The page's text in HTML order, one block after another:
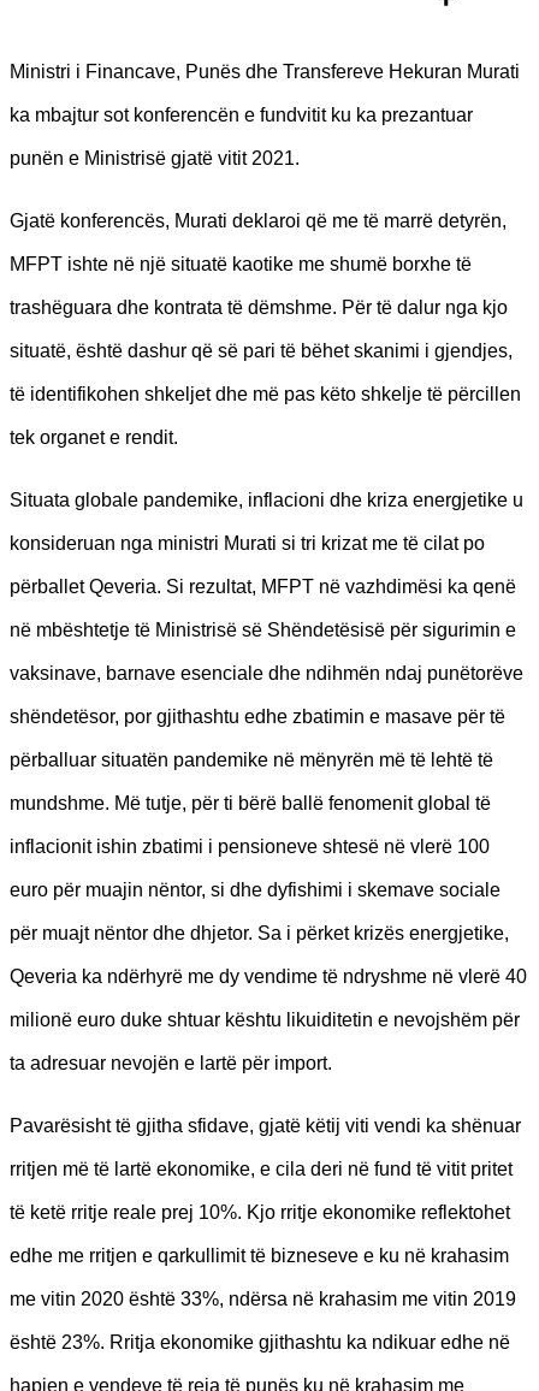
Ministri i Financave, Punës dhe Transfereve Hekuran Murati
ka mbajtur sot konferencën e fundvitit ku ka prezantuar
punën e Ministrisë gjatë vitit 2021.
Gjatë konferencës, Murati deklaroi që me të marrë detyrën,
MFPT ishte në një situatë kaotike me shumë borxhe të
trashëguara dhe kontrata të dëmshme. Për të dalur nga kjo
situatë, është dashur që së pari të bëhet skanimi i gjendjes,
të identifikohen shkeljet dhe më pas këto shkelje të përcillen
tek organet e rendit.
Situata globale pandemike, inflacioni dhe kriza energjetike u
konsideruan nga ministri Murati si tri krizat me të cilat po
përballet Qeveria. Si rezultat, MFPT në vazhdimësi ka qenë
në mbështetje të Ministrisë së Shëndetësisë për sigurimin e
vaksinave, barnave esenciale dhe ndihmën ndaj punëtorëve
shëndetësor, por gjithashtu edhe zbatimin e masave për të
përballuar situatën pandemike në mënyrën më të lehtë të
mundshme. Më tutje, për ti bërë ballë fenomenit global të
inflacionit ishin zbatimi i pensioneve shtesë në vlerë 100
euro për muajin nëntor, si dhe dyfishimi i skemave sociale
për muajt nëntor dhe dhjetor. Sa i përket krizës energjetike,
Qeveria ka ndërhyrë me dy vendime të ndryshme në vlerë 40
milionë euro duke shtuar kështu likuiditetin e nevojshëm për
ta adresuar nevojën e lartë për import.
Pavarësisht të gjitha sfidave, gjatë këtij viti vendi ka shënuar
rritjen më të lartë ekonomike, e cila deri në fund të vitit pritet
të ketë rritje reale prej 10%. Kjo rritje ekonomike reflektohet
edhe me rritjen e qarkullimit të bizneseve e ku në krahasim
me vitin 2020 është 33%, ndërsa në krahasim me vitin 2019
është 23%. Rritja ekonomike gjithashtu ka ndikuar edhe në
hapjen e vendeve të reja të punës ku në krahasim me